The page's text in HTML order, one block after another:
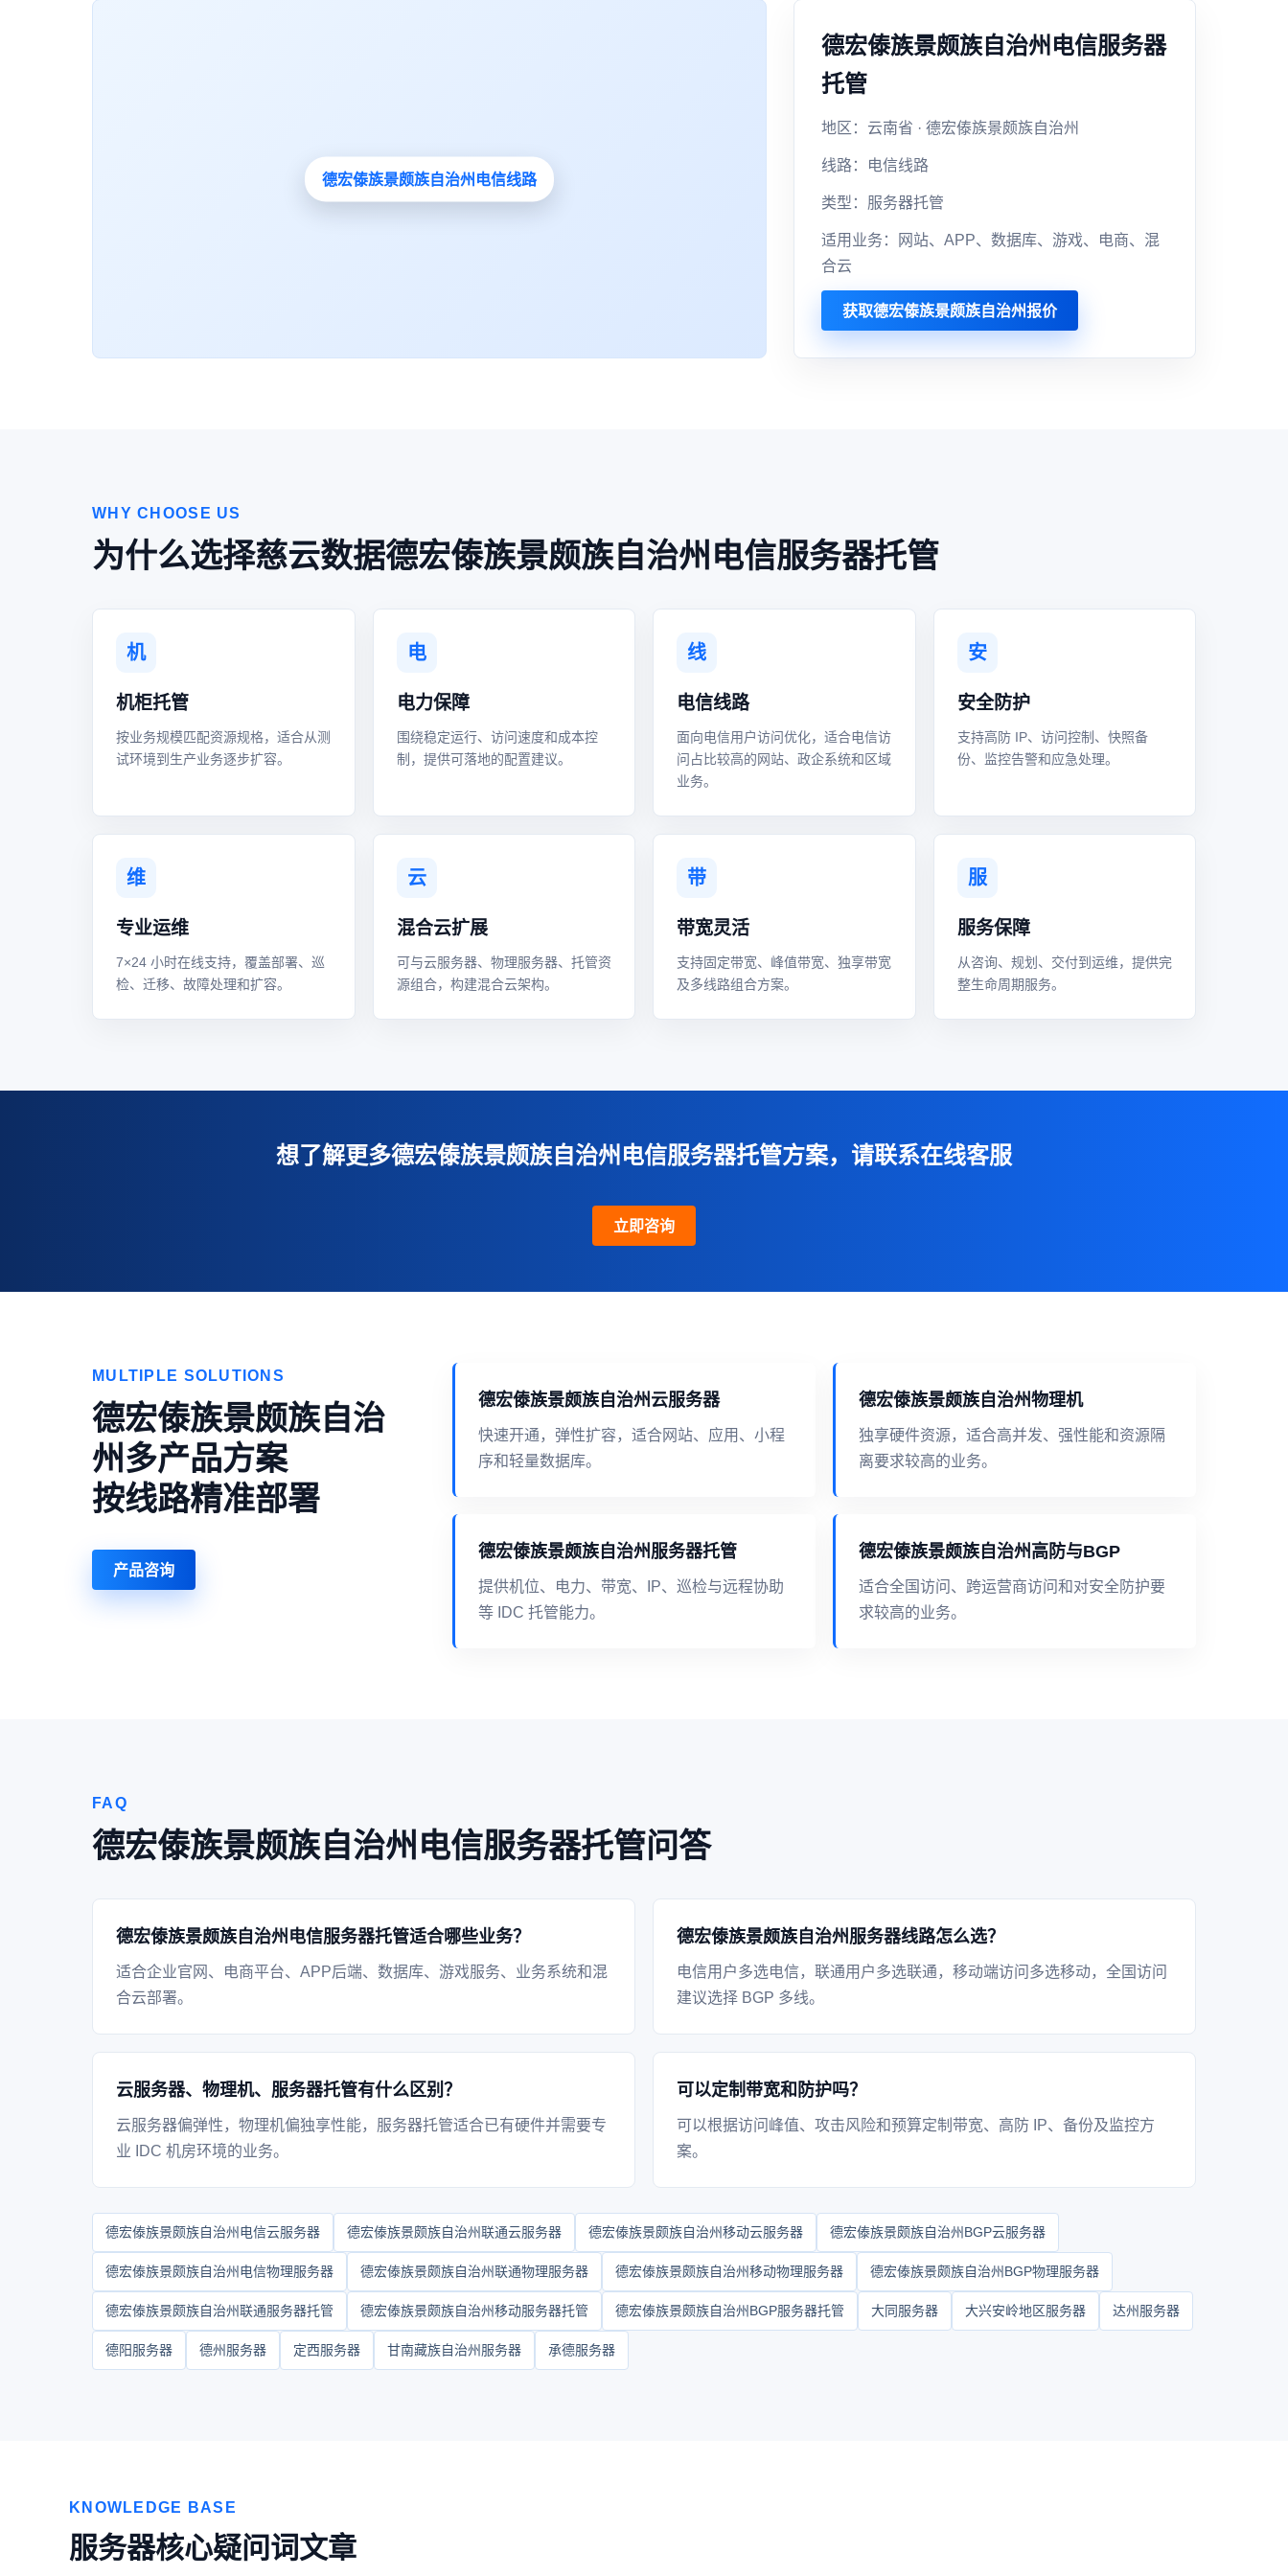
德宏傣族景颇族自治州电信服务器
托管
地区：云南省 · 德宏傣族景颇族自治州
线路：电信线路
类型：服务器托管
适用业务：网站、APP、数据库、游戏、电商、混
合云
获取德宏傣族景颇族自治州报价
WHY CHOOSE US
为什么选择慈云数据德宏傣族景颇族自治州电信服务器托管
机
机柜托管
按业务规模匹配资源规格，适合从测
试环境到生产业务逐步扩容。
电
电力保障
围绕稳定运行、访问速度和成本控
制，提供可落地的配置建议。
线
电信线路
面向电信用户访问优化，适合电信访
问占比较高的网站、政企系统和区域
业务。
安
安全防护
支持高防 IP、访问控制、快照备
份、监控告警和应急处理。
维
专业运维
7×24 小时在线支持，覆盖部署、巡
检、迁移、故障处理和扩容。
云
混合云扩展
可与云服务器、物理服务器、托管资
源组合，构建混合云架构。
带
带宽灵活
支持固定带宽、峰值带宽、独享带宽
及多线路组合方案。
服
服务保障
从咨询、规划、交付到运维，提供完
整生命周期服务。
想了解更多德宏傣族景颇族自治州电信服务器托管方案，请联系在线客服
立即咨询
MULTIPLE SOLUTIONS
德宏傣族景颇族自治
州多产品方案
按线路精准部署
产品咨询
德宏傣族景颇族自治州云服务器
快速开通，弹性扩容，适合网站、应用、小程
序和轻量数据库。
德宏傣族景颇族自治州物理机
独享硬件资源，适合高并发、强性能和资源隔
离要求较高的业务。
德宏傣族景颇族自治州服务器托管
提供机位、电力、带宽、IP、巡检与远程协助
等 IDC 托管能力。
德宏傣族景颇族自治州高防与BGP
适合全国访问、跨运营商访问和对安全防护要
求较高的业务。
FAQ
德宏傣族景颇族自治州电信服务器托管问答
德宏傣族景颇族自治州电信服务器托管适合哪些业务？
适合企业官网、电商平台、APP后端、数据库、游戏服务、业务系统和混
合云部署。
德宏傣族景颇族自治州服务器线路怎么选？
电信用户多选电信，联通用户多选联通，移动端访问多选移动，全国访问
建议选择 BGP 多线。
云服务器、物理机、服务器托管有什么区别？
云服务器偏弹性，物理机偏独享性能，服务器托管适合已有硬件并需要专
业 IDC 机房环境的业务。
可以定制带宽和防护吗？
可以根据访问峰值、攻击风险和预算定制带宽、高防 IP、备份及监控方
案。
德宏傣族景颇族自治州电信云服务器 德宏傣族景颇族自治州联通云服务器 德宏傣族景颇族自治州移动云服务器 德宏傣族景颇族自治州BGP云服务器
德宏傣族景颇族自治州电信物理服务器 德宏傣族景颇族自治州联通物理服务器 德宏傣族景颇族自治州移动物理服务器 德宏傣族景颇族自治州BGP物理服务器
德宏傣族景颇族自治州联通服务器托管 德宏傣族景颇族自治州移动服务器托管 德宏傣族景颇族自治州BGP服务器托管 大同服务器 大兴安岭地区服务器 达州服务器
德阳服务器 德州服务器 定西服务器 甘南藏族自治州服务器 承德服务器
KNOWLEDGE BASE
服务器核心疑问词文章